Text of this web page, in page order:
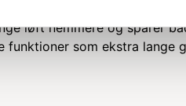
palleløfter, kan det være
løft nemmere og sparer
som ekstra lange